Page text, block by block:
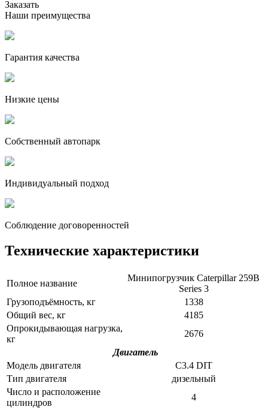
Заказать
Наши преимущества
Гарантия качества
Низкие цены
Собственный автопарк
Индивидуальный подход
Соблюдение договоренностей
Технические характеристики
Полное название
Минипогрузчик Caterpillar 259B
Series 3
Грузоподъёмность, кг
1338
Общий вес, кг
4185
Опрокидывающая нагрузка,
кг
2676
Двигатель
Модель двигателя
C3.4 DIT
Тип двигателя
дизельный
Число и расположение
цилиндров
4